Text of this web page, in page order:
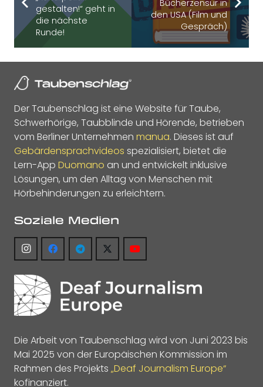
gestalten!“ geht in
die nächste
Runde!
Bücherzensur in
den USA (Film und
Gespräch)
Der Taubenschlag ist eine Website für Taube,
Schwerhörige, Taubblinde und Hörende, betrieben
vom Berliner Unternehmen manua. Dieses ist auf
Gebärdensprachvideos spezialisiert, bietet die
Lern-App Duomano an und entwickelt inklusive
Lösungen, um den Alltag von Menschen mit
Hörbehinderungen zu erleichtern.
Soziale Medien
Die Arbeit von Taubenschlag wird von Juni 2023 bis
Mai 2025 von der Europäischen Kommission im
Rahmen des Projekts „Deaf Journalism Europe“
kofinanziert.